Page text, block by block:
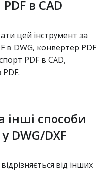
в CAD
цей інструмент за
в DWG, конвертер PDF
PDF в CAD,
інші способи
DWG/DXF
від інших